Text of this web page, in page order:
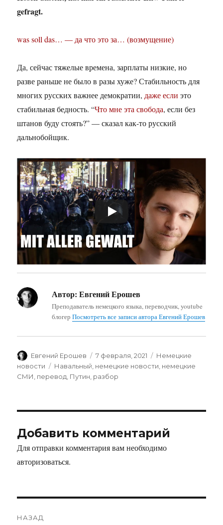
gefragt.
was soll das… — да что это за… (возмущение)
Да, сейчас тяжелые времена, зарплаты низкие, но
разве раньше не было в разы хуже? Стабильность для
многих русских важнее демократии,даже если это
стабильная бедность. “Что мне эта свобода, если без
штанов буду стоять?” — сказал как-то русский
дальнобойщик.
Автор: Евгений Ерошев
Преподаватель немецкого языка, переводчик, youtube
блогерПосмотреть все записи автора Евгений Ерошев
Автор
Евгений Ерошев Опубликовано
7 февраля, 2021 Рубрики
Немецкие
новости
Метки
Навальный немецкие новости немецкие
СМИ перевод Путин разбор
Добавить комментарий
Для отправки комментария вам необходимо
авторизоваться.
НАЗАД